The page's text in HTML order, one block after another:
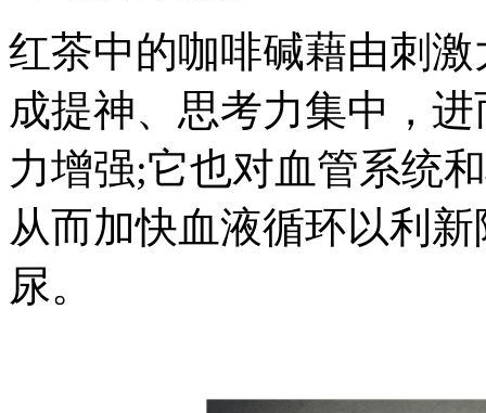
红茶中的咖啡碱藉由刺
成提神、思考力集中，
力增强;它也对血管系统
从而加快血液循环以利
尿。